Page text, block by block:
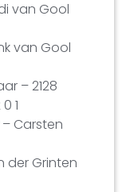
van Gool
van Gool
– 2128
1
Carsten
der Grinten